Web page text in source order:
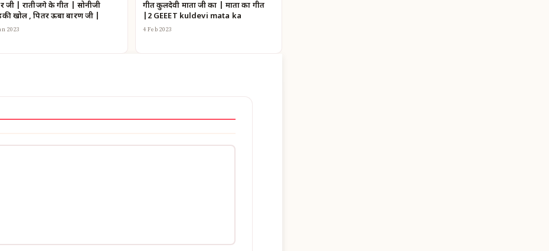
जी | रातीजगे के गीत | सोनीजी
खोल , पितर ऊबा बारण जी |
2023
गीत कुलदेवी माता जी का | माता का गीत
|2 GEEET kuldevi mata ka
4 Feb 2023